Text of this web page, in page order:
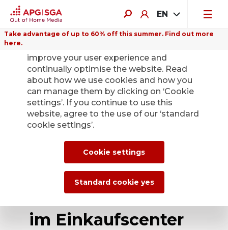
EN
Take advantage of up to 60% off this summer. Find out more
here.
Back
APG|SGA erhält den
Zuschlag für die
Vermarktung von
80 Werbeflächen
im Einkaufscenter
improve your user experience and
continually optimise the website. Read
about how we use cookies and how you
can manage them by clicking on ‘Cookie
settings’. If you continue to use this
website, agree to the use of our ‘standard
cookie settings’.
Cookie settings
Standard cookie yes